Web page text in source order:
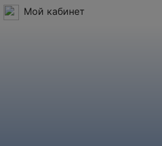
Мой кабинет